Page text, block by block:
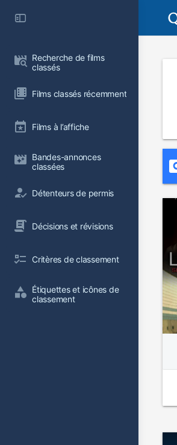
Recherche de films
classés
Films classés récemment
Films à l’affiche
Bandes-annonces
classées
Détenteurs de permis
Décisions et révisions
Critères de classement
Étiquettes et icônes de
classement